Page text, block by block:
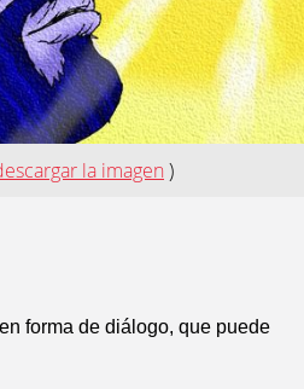
la imagen )
forma de diálogo, que puede